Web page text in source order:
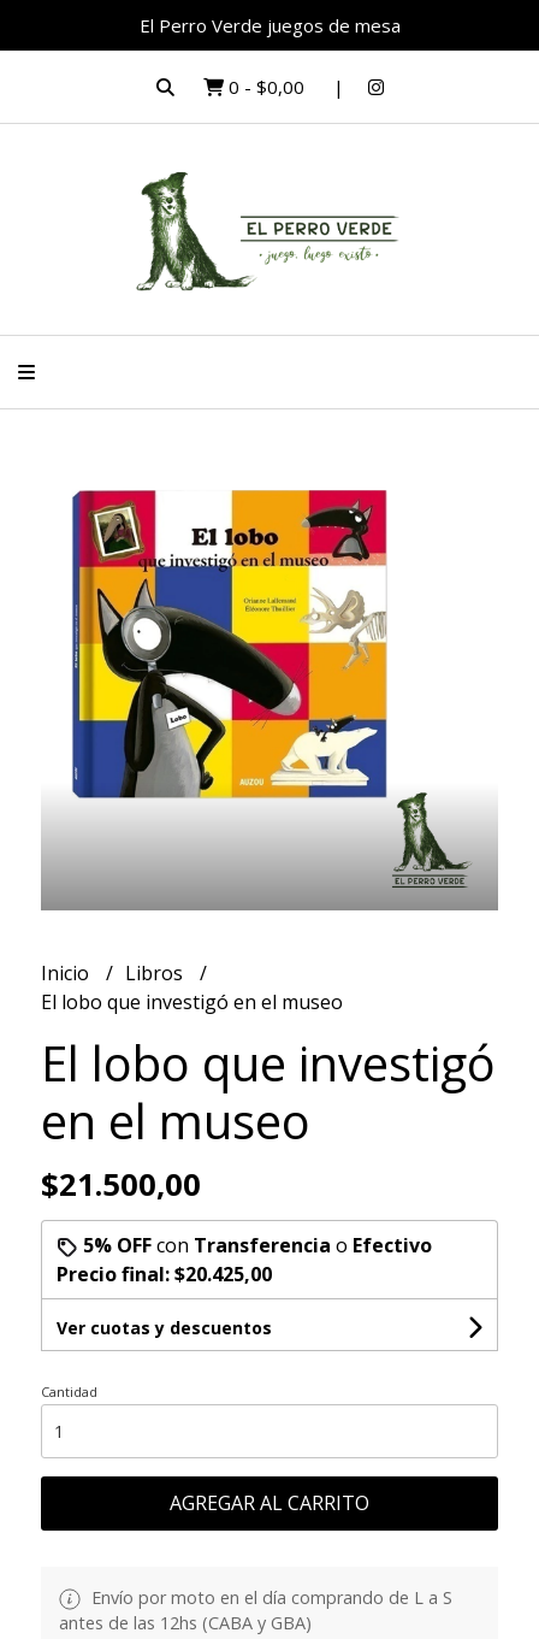
El Perro Verde juegos de mesa
0 - $0,00
Inicio
Libros
El lobo que investigó en el museo
El lobo que investigó
en el museo
$21.500,00
5% OFFcon Transferencia o Efectivo
Precio final:$20.425,00
Ver cuotas y descuentos
Cantidad
AGREGAR AL CARRITO
Envío por moto en el día comprando de L a S
antes de las 12hs (CABA y GBA)